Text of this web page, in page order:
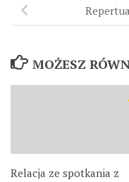
MOŻESZ
Relacja ze spotkania z